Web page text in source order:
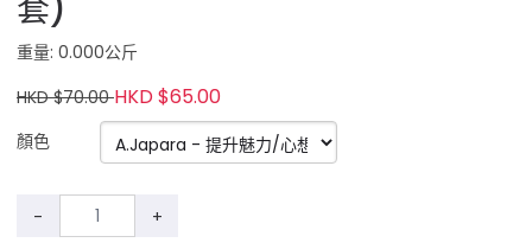
套)
重量: 0.000公斤
HKD $70.00HKD $65.00
顏色
- +